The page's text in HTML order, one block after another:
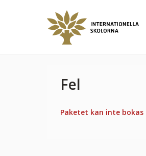
Fel
Paketet kan inte bokas